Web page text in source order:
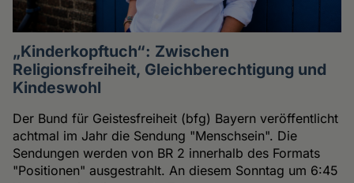
„Kinderkopftuch“: Zwischen
Religionsfreiheit, Gleichberechtigung und
Kindeswohl
Der Bund für Geistesfreiheit (bfg) Bayern veröffentlicht
achtmal im Jahr die Sendung "Menschsein". Die
Sendungen werden von BR 2 innerhalb des Formats
"Positionen" ausgestrahlt. An diesem Sonntag um 6:45